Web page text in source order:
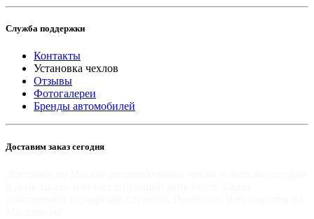
Служба поддержки
Контакты
Установка чехлов
Отзывы
Фотогалереи
Бренды автомобилей
Доставим заказ сегодня